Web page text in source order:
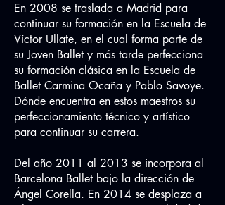
En 2008 se traslada a Madrid para
continuar su formación en la Escuela de
Víctor Ullate, en el cual forma parte de
su Joven Ballet y más tarde perfecciona
su formación clásica en la Escuela de
Ballet Carmina Ocaña y Pablo Savoye.
Dónde encuentra en estos maestros su
perfeccionamiento técnico y artístico
para continuar su carrera.
Del año 2011 al 2013 se incorpora al
Barcelona Ballet bajo la dirección de
Ángel Corella. En 2014 se desplaza a